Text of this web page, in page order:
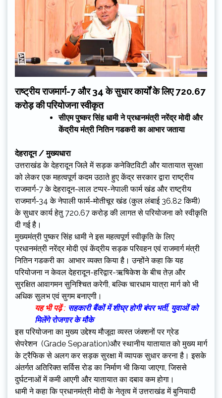
राष्ट्रीय राजमार्ग-7 और 34 के सुधार कार्यों के लिए 720.67
करोड़ की परियोजना स्वीकृत
सीएम पुष्कर सिंह धामी ने प्रधानमंत्री नरेंद्र मोदी और
केंद्रीय मंत्री नितिन गडकरी का आभार जताया
देहरादून / मुख्यधारा
उत्तराखंड के देहरादून जिले में सड़क कनेक्टिविटी और यातायात सुरक्षा
को लेकर एक महत्वपूर्ण कदम उठाते हुए केंद्र सरकार द्वारा राष्ट्रीय
राजमार्ग-7 के देहरादून-लाल टप्पर-नेपाली फार्म खंड और राष्ट्रीय
राजमार्ग-34 के नेपाली फार्म-मोतीचूर खंड (कुल लंबाई 36.82 किमी)
के सुधार कार्य हेतु ₹720.67 करोड़ की लागत से परियोजना को स्वीकृति
दी गई है।
मुख्यमंत्री पुष्कर सिंह धामी ने इस महत्वपूर्ण स्वीकृति के लिए
प्रधानमंत्री नरेंद्र मोदी एवं केंद्रीय सड़क परिवहन एवं राजमार्ग मंत्री
नितिन गडकरी का आभार व्यक्त किया है। उन्होंने कहा कि यह
परियोजना न केवल देहरादून-हरिद्वार-ऋषिकेश के बीच तेज़ और
सुरक्षित आवागमन सुनिश्चित करेगी, बल्कि चारधाम यात्रा मार्ग को भी
अधिक सुलभ एवं सुगम बनाएगी।
यह भी पढ़ें : सहकारी बैंकों में शीघ्र होगी बंपर भर्ती, युवाओं को
मिलेंगे रोजगार के मौके
इस परियोजना का मुख्य उद्देश्य मौजूदा व्यस्त जंक्शनों पर ग्रेड
सेपरेशन (Grade Separation)और स्थानीय यातायात को मुख्य मार्ग
के ट्रैफिक से अलग कर सड़क सुरक्षा में व्यापक सुधार करना है। इसके
अंतर्गत अतिरिक्त सर्विस रोड का निर्माण भी किया जाएगा, जिससे
दुर्घटनाओं में कमी आएगी और यातायात का दबाव कम होगा।
धामी ने कहा कि प्रधानमंत्री मोदी के नेतृत्व में उत्तराखंड में बुनियादी